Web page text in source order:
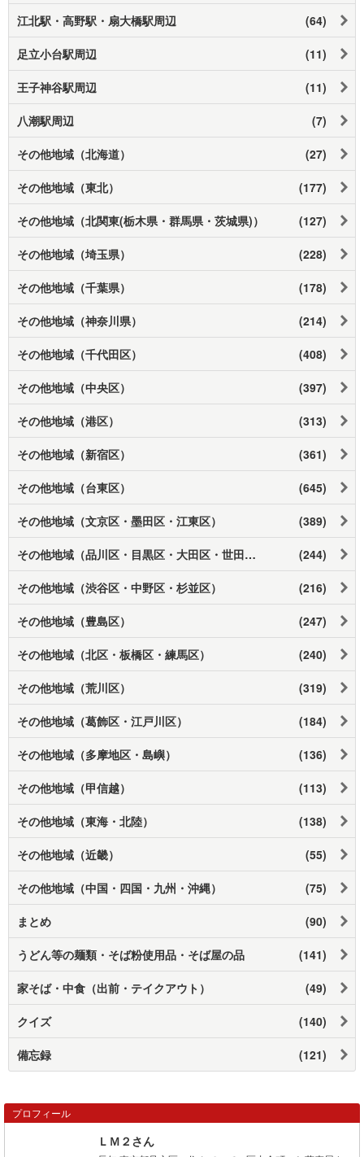
江北駅・高野駅・扇大橋駅周辺 (64)
足立小台駅周辺 (11)
王子神谷駅周辺 (11)
八潮駅周辺 (7)
その他地域（北海道） (27)
その他地域（東北） (177)
その他地域（北関東(栃木県・群馬県・茨城県)） (127)
その他地域（埼玉県） (228)
その他地域（千葉県） (178)
その他地域（神奈川県） (214)
その他地域（千代田区） (408)
その他地域（中央区） (397)
その他地域（港区） (313)
その他地域（新宿区） (361)
その他地域（台東区） (645)
その他地域（文京区・墨田区・江東区） (389)
その他地域（品川区・目黒区・大田区・世田谷区） (244)
その他地域（渋谷区・中野区・杉並区） (216)
その他地域（豊島区） (247)
その他地域（北区・板橋区・練馬区） (240)
その他地域（荒川区） (319)
その他地域（葛飾区・江戸川区） (184)
その他地域（多摩地区・島嶼） (136)
その他地域（甲信越） (113)
その他地域（東海・北陸） (138)
その他地域（近畿） (55)
その他地域（中国・四国・九州・沖縄） (75)
まとめ (90)
うどん等の麺類・そば粉使用品・そば屋の品 (141)
家そば・中食（出前・テイクアウト） (49)
クイズ (140)
備忘録 (121)
プロフィール
ＬＭ２さん